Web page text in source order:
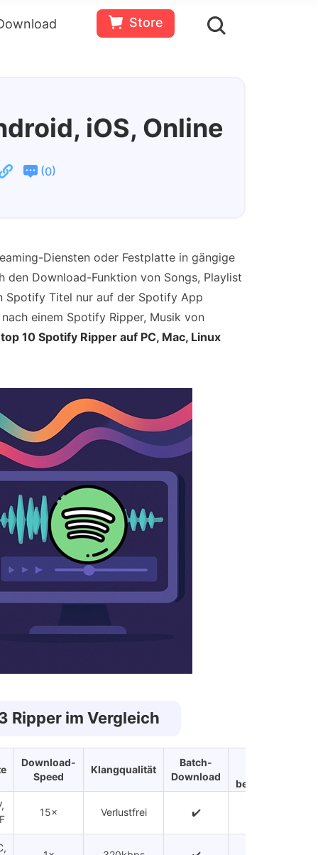
Store
Bewertungen(0) Ressourcen
iOS, Online
(0)
Diensten oder Festplatte in gängige
Download-Funktion von Songs, Playlist
Spotify Titel nur auf der Spotify App
einem Spotify Ripper, Musik von
top 10 Spotify Ripper auf PC, Mac, Linux
Ripper im Vergleich
Download-
Speed
Klangqualität
Batch-
Download
behalten
15× Verlustfrei ✔️